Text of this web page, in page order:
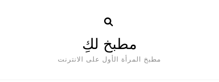
مطبخ لكِ
مطبخ المرأة الأول على الانترنت